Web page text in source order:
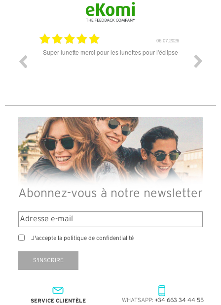
06.07.2026
Super lunette merci pour les lunettes pour l'éclipse
Abonnez-vous à notre newsletter
J'accepte la politique de confidentialité
S'INSCRIRE
SERVICE CLIENTÈLE WHATSAPP: +34 663 34 44 55